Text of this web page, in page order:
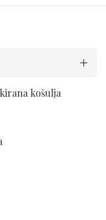
košulja